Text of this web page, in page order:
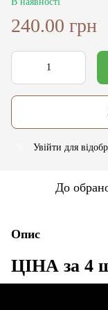
240.00 грн
Увійти для
До
Опис
ЦІНА за 4